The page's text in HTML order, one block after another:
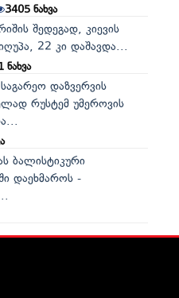
3405ნახვა
შედეგად, კიევის
22 კი დაშავდა...
ნახვა
დაზვერვის
რუსტემ უმეროვის
ბალისტიკური
დაეხმაროს -